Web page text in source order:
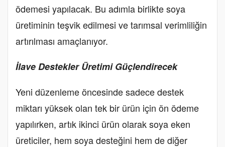
ödemesi yapılacak. Bu adımla birlikte soya
üretiminin teşvik edilmesi ve tarımsal verimliliğin
artırılması amaçlanıyor.
İlave Destekler Üretimi Güçlendirecek
Yeni düzenleme öncesinde sadece destek
miktarı yüksek olan tek bir ürün için ön ödeme
yapılırken, artık ikinci ürün olarak soya eken
üreticiler, hem soya desteğini hem de diğer